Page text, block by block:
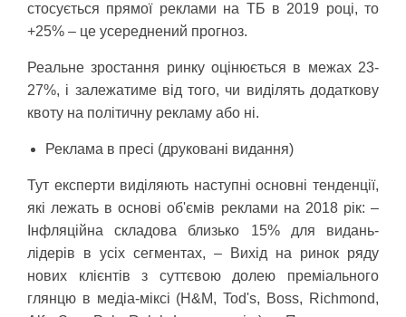
стосується прямої реклами на ТБ в 2019 році, то
+25% – це усереднений прогноз.
Реальне зростання ринку оцінюється в межах 23-
27%, і залежатиме від того, чи виділять додаткову
квоту на політичну рекламу або ні.
Реклама в пресі (друковані видання)
Тут експерти виділяють наступні основні тенденції,
які лежать в основі об'ємів реклами на 2018 рік: –
Інфляційна складова близько 15% для видань-
лідерів в усіх сегментах, – Вихід на ринок ряду
нових клієнтів з суттєвою долею преміального
глянцю в медіа-міксі (H&M, Tod's, Boss, Richmond,